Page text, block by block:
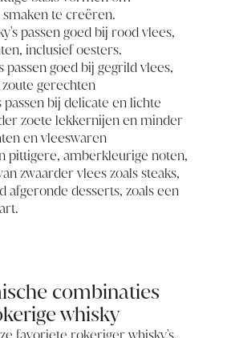
te creëren.
passen goed bij rood vlees,
inclusief oesters.
passen goed bij gegrild vlees,
gerechten
bij delicate en lichte
zoete lekkernijen en minder
en vleeswaren
pittigere, amberkleurige noten,
zwaarder vlees zoals steaks,
afgeronde desserts, zoals een
combinaties
whisky